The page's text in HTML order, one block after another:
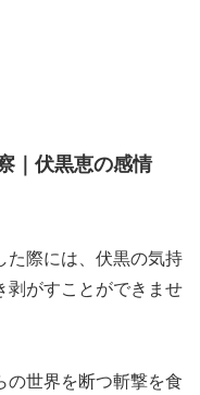
｜伏黒恵の感情
た際には、伏黒の気持
剥がすことができませ
の世界を断つ斬撃を食